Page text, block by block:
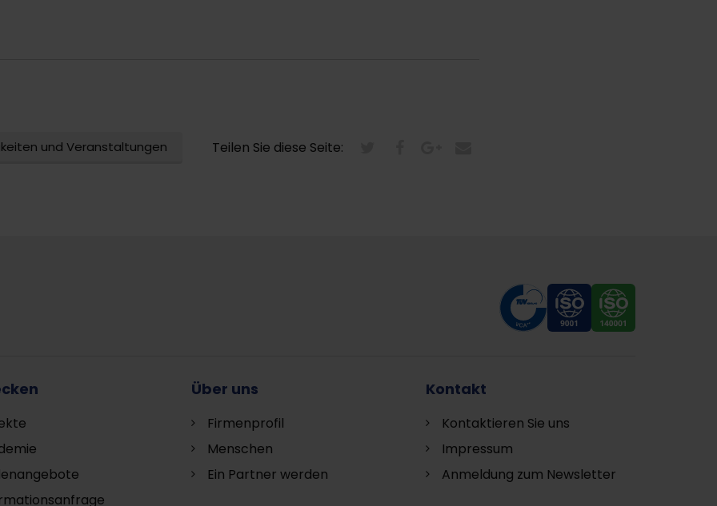
und Veranstaltungen Teilen Sie diese Seite:
Über uns
Firmenprofil
Menschen
Ein Partner werden
Kontakt
Kontaktieren Sie uns
Impressum
Anmeldung zum Newsletter